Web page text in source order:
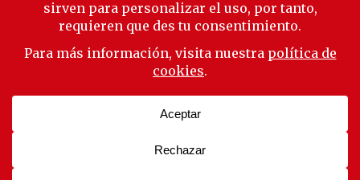
Privacidad|Política de Cookies
Síguenos